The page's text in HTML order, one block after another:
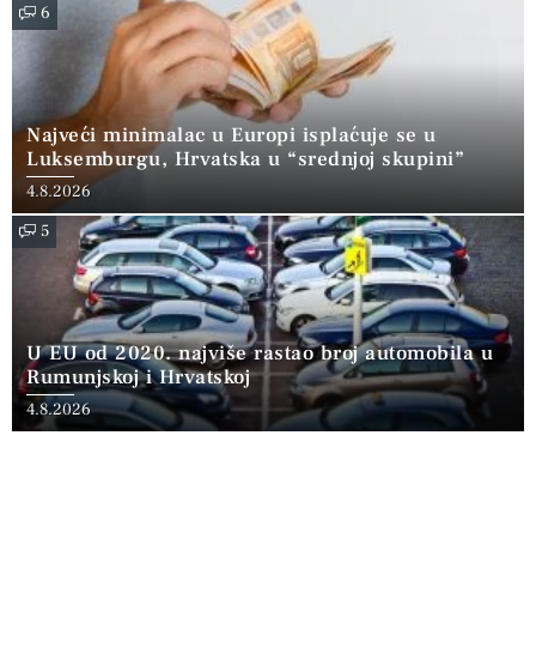
6
Najveći minimalac u Europi isplaćuje se u
Luksemburgu, Hrvatska u “srednjoj skupini”
4.8.2026
5
U EU od 2020. najviše rastao broj automobila u
Rumunjskoj i Hrvatskoj
4.8.2026